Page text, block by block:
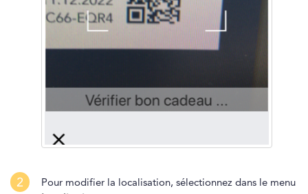
2
Pour modifier la localisation, sélectionnez dans le menu